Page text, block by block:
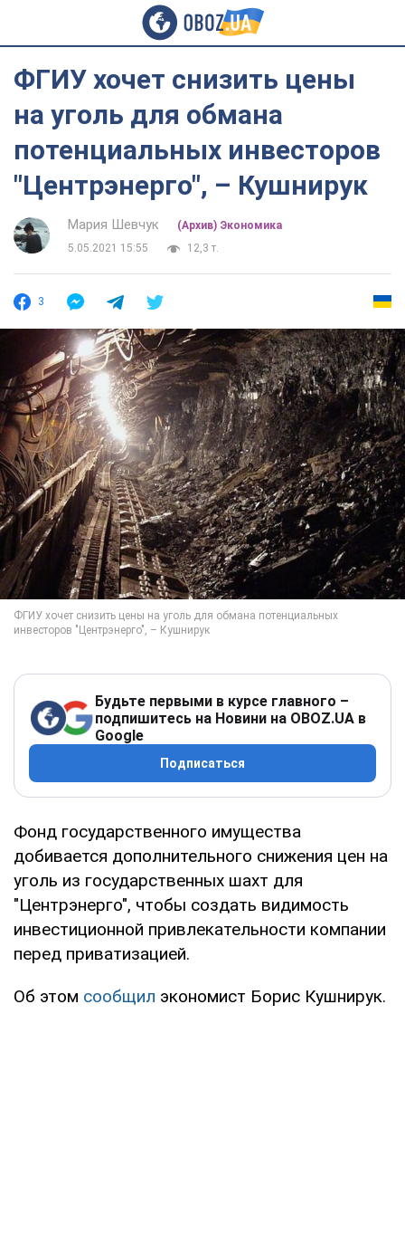
ФГИУ хочет снизить цены
на уголь для обмана
потенциальных инвесторов
"Центрэнерго", – Кушнирук
Мария Шевчук
(Архив) Экономика
5.05.2021 15:55
12,3 т.
3
Будьте первыми в курсе главного –
подпишитесь на Новини на OBOZ.UA в
Google
Подписаться
Фонд государственного имущества
добивается дополнительного снижения цен на
уголь из государственных шахт для
"Центрэнерго", чтобы создать видимость
инвестиционной привлекательности компании
перед приватизацией.
Об этом сообщил экономист Борис Кушнирук.